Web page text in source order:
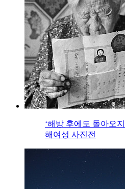
‘해방 후에도 돌아오
해여성 사진전